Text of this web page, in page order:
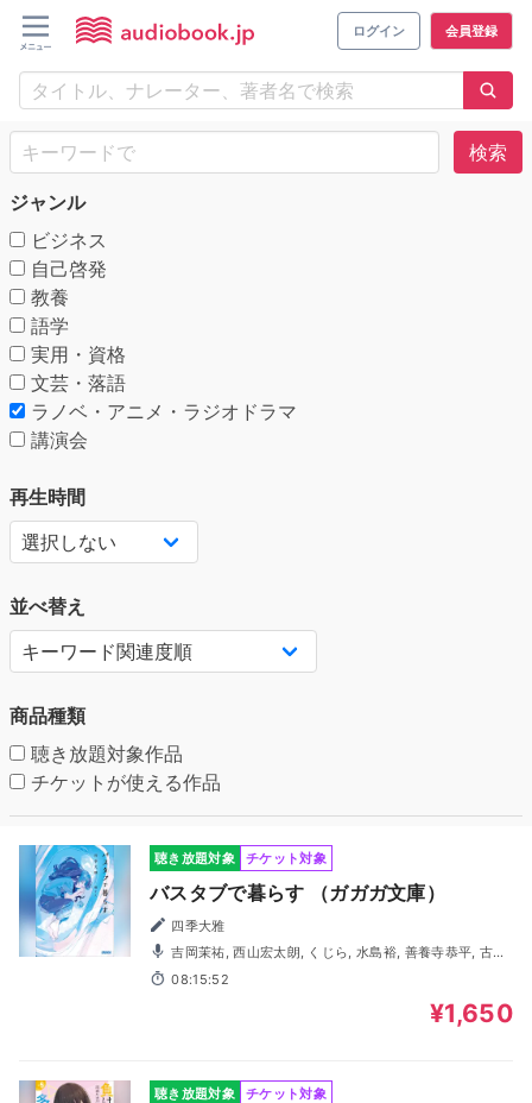
ログイン 会員登録
検索
ジャンル
ビジネス
自己啓発
教養
語学
実用・資格
文芸・落語
ラノベ・アニメ・ラジオドラマ
講演会
再生時間
並べ替え
商品種類
聴き放題対象作品
チケットが使える作品
聴き放題対象 チケット対象
バスタブで暮らす （ガガガ文庫）
四季大雅
吉岡茉祐, 西山宏太朗, くじら, 水島裕, 善養寺恭平, 古賀
英里奈, 屋代瑠花, ユルドゥズ香音, 真生龍聖, 渡海音
08:15:52
¥1,650
聴き放題対象 チケット対象